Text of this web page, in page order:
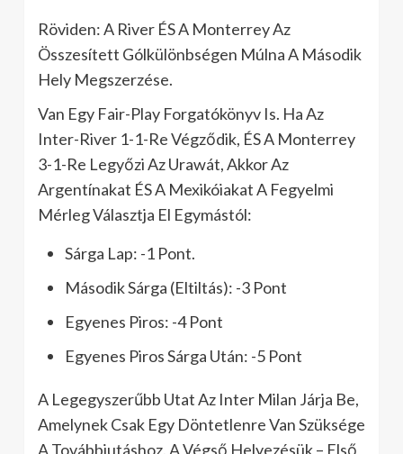
Röviden: A River ÉS A Monterrey Az
Összesített Gólkülönbségen Múlna A Második
Hely Megszerzése.
Van Egy Fair-Play Forgatókönyv Is. Ha Az
Inter-River 1-1-Re Végződik, ÉS A Monterrey
3-1-Re Legyőzi Az Urawát, Akkor Az
Argentínakat ÉS A Mexikóiakat A Fegyelmi
Mérleg Választja El Egymástól:
Sárga Lap: -1 Pont.
Második Sárga (Eltiltás): -3 Pont
Egyenes Piros: -4 Pont
Egyenes Piros Sárga Után: -5 Pont
A Legegyszerűbb Utat Az Inter Milan Járja Be,
Amelynek Csak Egy Döntetlenre Van Szüksége
A Továbbjutáshoz. A Végső Helyezésük – Első